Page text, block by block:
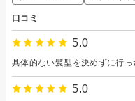
口コミ
5.0
5.0